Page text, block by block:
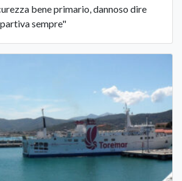
bene primario, dannoso dire
sempre"